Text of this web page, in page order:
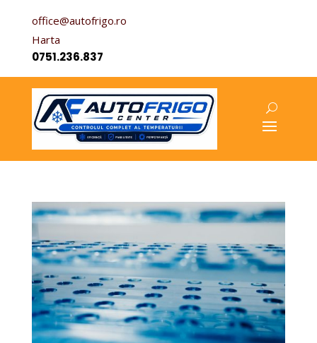
office@autofrigo.ro
Harta
0751.236.837